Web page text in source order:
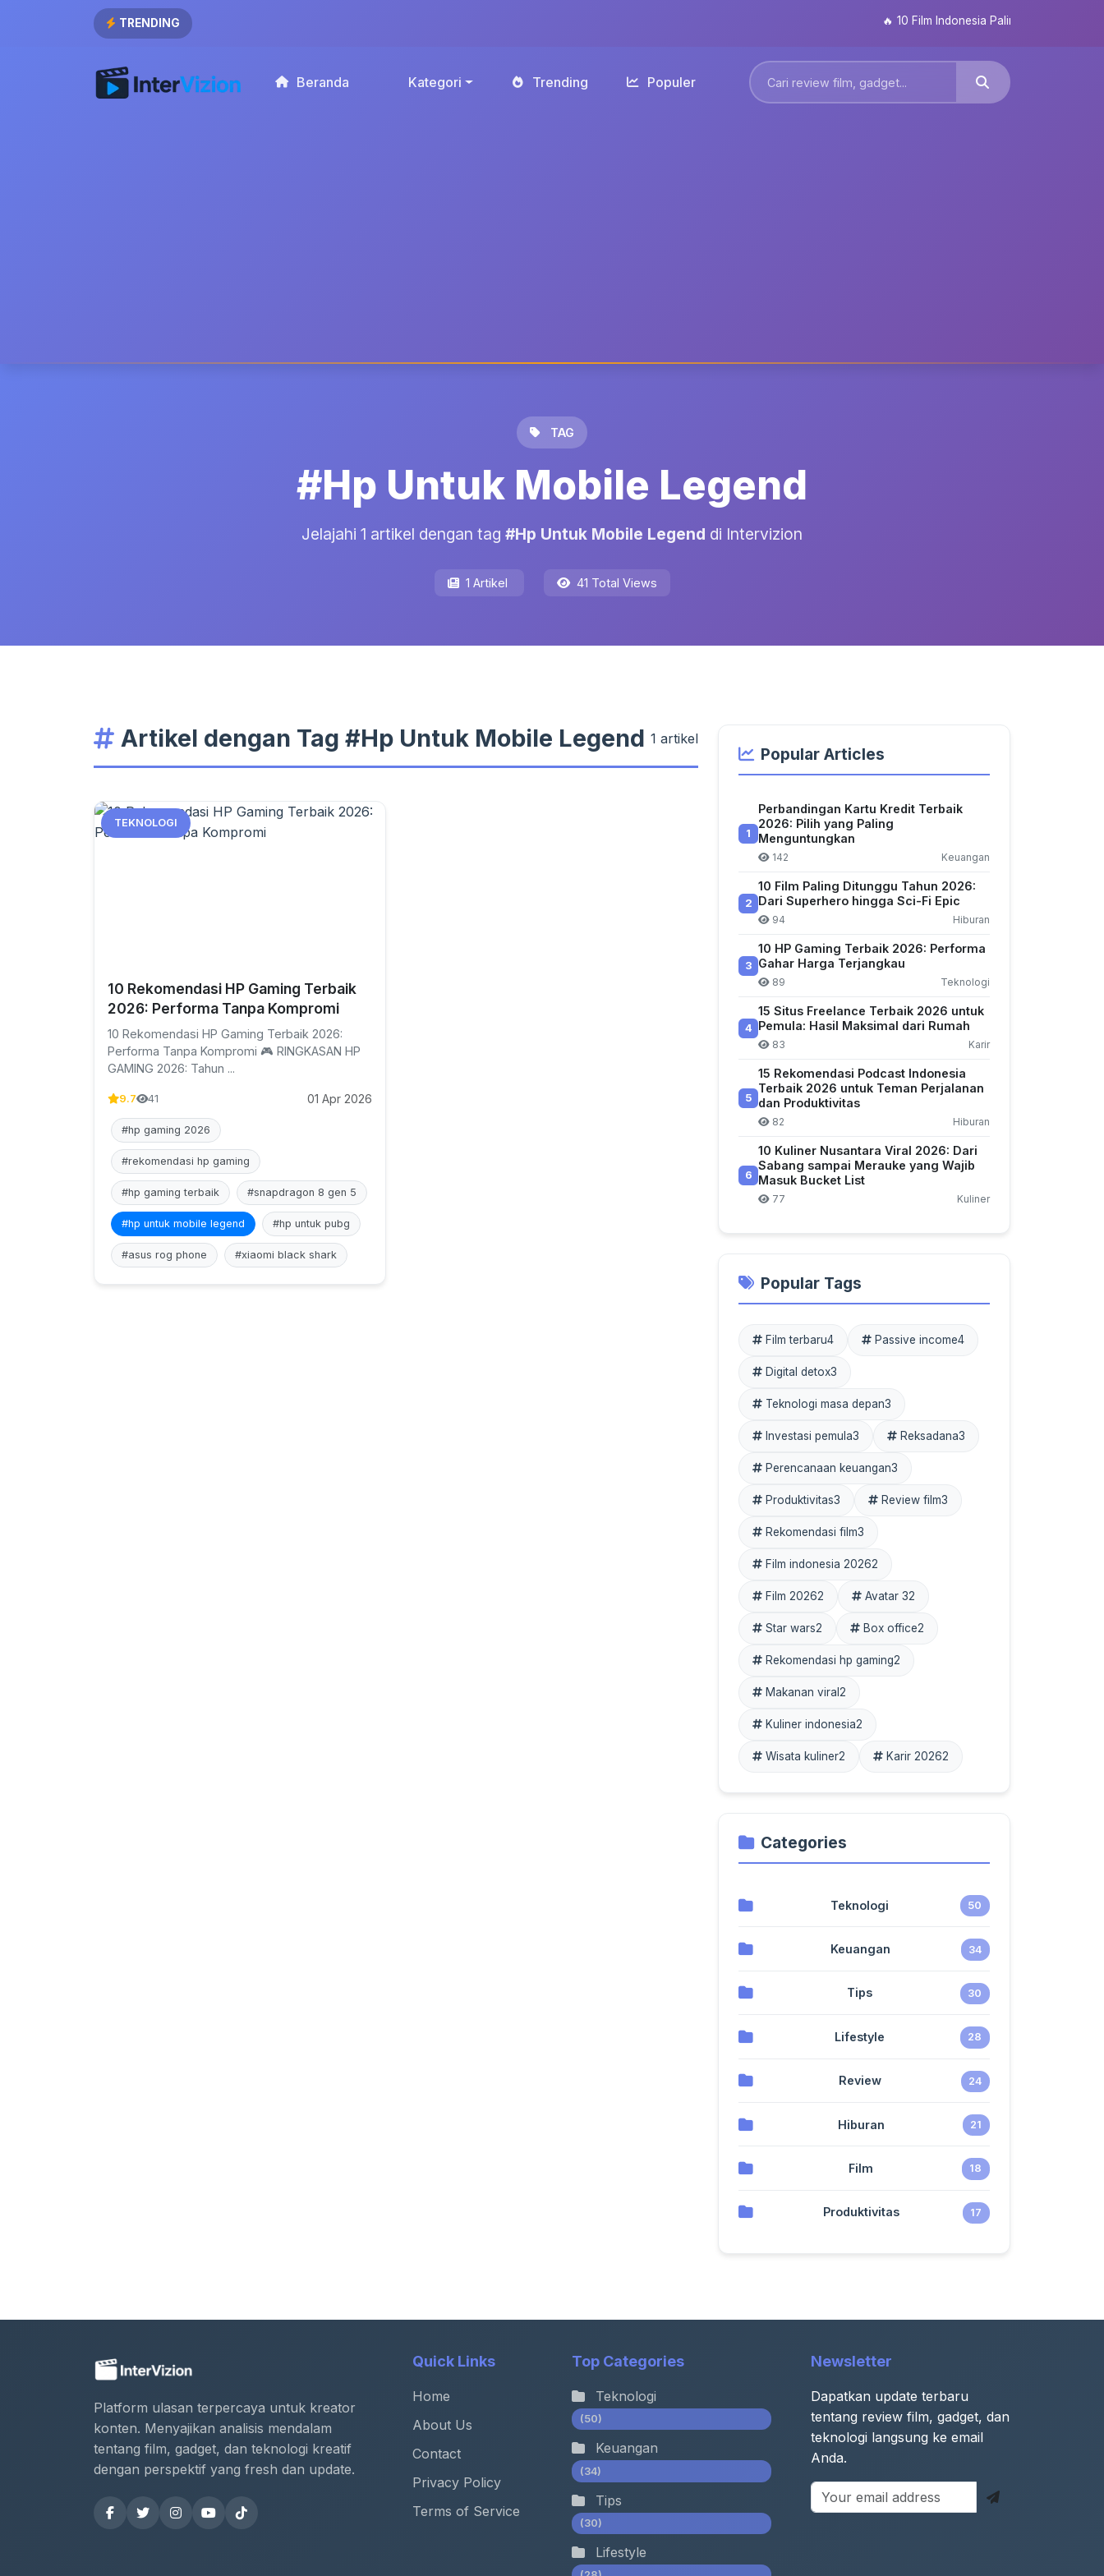
TRENDING 10 Film Indonesia Paling Ditunggu 2026:
Beranda Kategori Trending Populer
TAG
#Hp Untuk Mobile Legend
Jelajahi 1 artikel dengan tag #Hp Untuk Mobile Legend di Intervizion
1 Artikel 41 Total Views
Artikel dengan Tag #Hp Untuk Mobile Legend 1 artikel
TEKNOLOGI
10 Rekomendasi HP Gaming Terbaik
2026: Performa Tanpa Kompromi
10 Rekomendasi HP Gaming Terbaik 2026:
Performa Tanpa Kompromi 🎮 RINGKASAN HP
GAMING 2026: Tahun ...
9.7 41 01 Apr 2026
#hp gaming 2026
#rekomendasi hp gaming
#hp gaming terbaik #snapdragon 8 gen 5
#hp untuk mobile legend #hp untuk pubg
#asus rog phone #xiaomi black shark
Popular Articles
1
Perbandingan Kartu Kredit Terbaik
2026: Pilih yang Paling
Menguntungkan
142 Keuangan
2
10 Film Paling Ditunggu Tahun 2026:
Dari Superhero hingga Sci-Fi Epic
94 Hiburan
3
10 HP Gaming Terbaik 2026: Performa
Gahar Harga Terjangkau
89 Teknologi
4
15 Situs Freelance Terbaik 2026 untuk
Pemula: Hasil Maksimal dari Rumah
83 Karir
5
15 Rekomendasi Podcast Indonesia
Terbaik 2026 untuk Teman Perjalanan
dan Produktivitas
82 Hiburan
6
10 Kuliner Nusantara Viral 2026: Dari
Sabang sampai Merauke yang Wajib
Masuk Bucket List
77 Kuliner
Popular Tags
Film terbaru4 Passive income4
Digital detox3
Teknologi masa depan3
Investasi pemula3 Reksadana3
Perencanaan keuangan3
Produktivitas3 Review film3
Rekomendasi film3
Film indonesia 20262
Film 20262 Avatar 32
Star wars2 Box office2
Rekomendasi hp gaming2
Makanan viral 2
Kuliner indonesia2
Wisata kuliner2 Karir 20262
Categories
Teknologi 50
Keuangan 34
Tips 30
Lifestyle 28
Review 24
Hiburan 21
Film 18
Produktivitas 17
Platform ulasan terpercaya untuk kreator
konten. Menyajikan analisis mendalam
tentang film, gadget, dan teknologi kreatif
dengan perspektif yang fresh dan update.
Quick Links
Home
About Us
Contact
Privacy Policy
Terms of Service
Top Categories
Teknologi
(50)
Keuangan
(34)
Tips
(30)
Lifestyle
Newsletter
Dapatkan update terbaru
tentang review film, gadget, dan
teknologi langsung ke email
Anda.